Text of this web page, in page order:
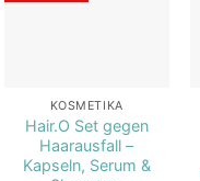
KOSMETIKA
Hair.O Set gegen
Haarausfall –
Kapseln, Serum &